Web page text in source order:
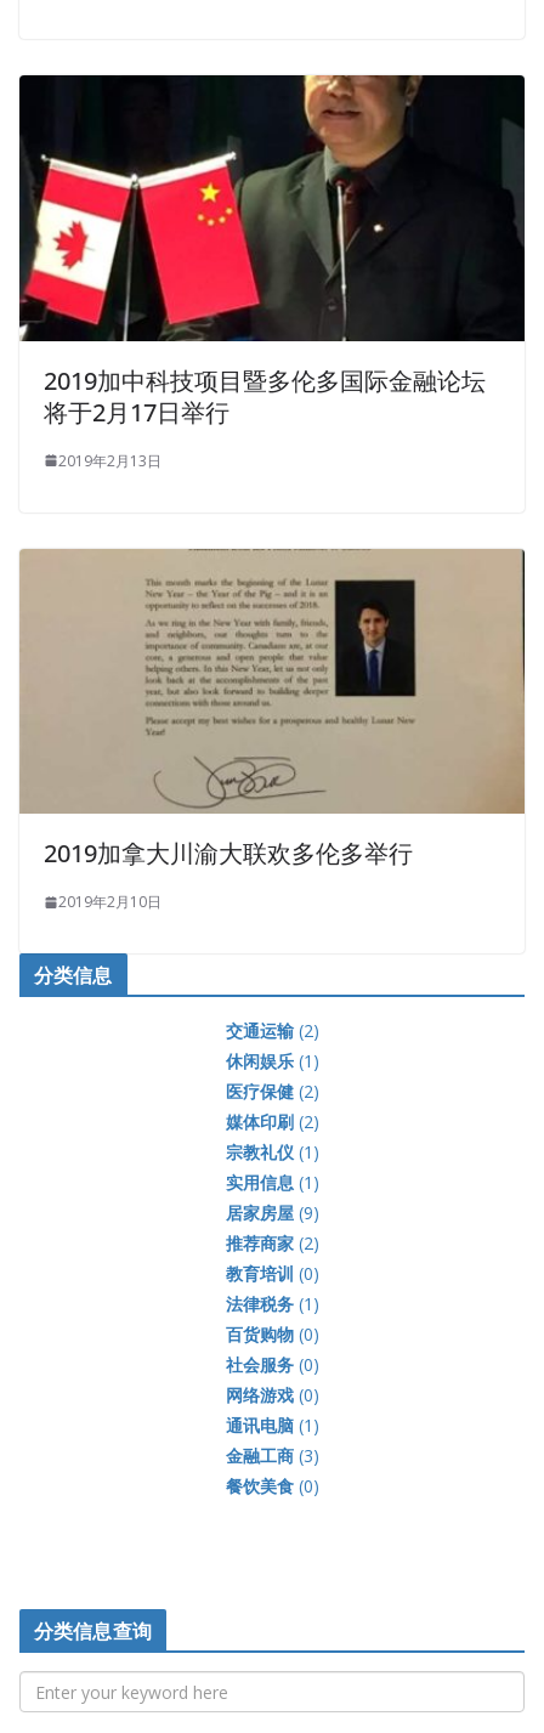
2019加中科技项目暨多伦多国际金融论坛
将于2月17日举行
2019年2月13日
2019加拿大川渝大联欢多伦多举行
2019年2月10日
分类信息
交通运输(2)
休闲娱乐(1)
医疗保健(2)
媒体印刷(2)
宗教礼仪(1)
实用信息(1)
居家房屋(9)
推荐商家(2)
教育培训 (0)
法律税务(1)
百货购物(0)
社会服务(0)
网络游戏(0)
通讯电脑(1)
金融工商(3)
餐饮美食(0)
分类信息查询